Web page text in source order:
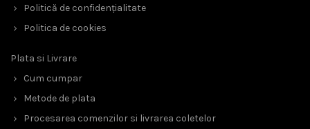
Politică de confidențialitate
Politica de cookies
Plata si Livrare
Cum cumpar
Metode de plata
Procesarea comenzilor si livrarea coletelor